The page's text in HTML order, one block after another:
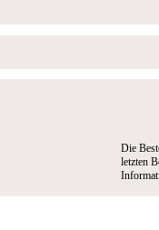
Die
letzten